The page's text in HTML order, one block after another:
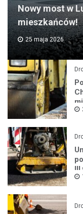
Nowy most w
mieszkańców!
25 maja 2026
III